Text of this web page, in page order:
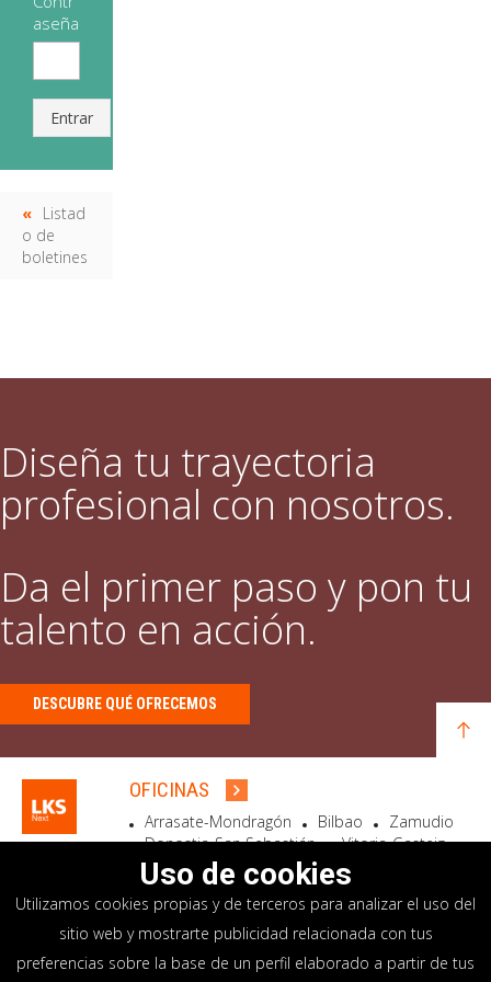
aseña
Entrar
Listad
o de
boletines
Diseña tu trayectoria
profesional con nosotros.
Da el primer paso y pon tu
talento en acción.
DESCUBRE QUÉ OFRECEMOS
OFICINAS
Arrasate-Mondragón Bilbao
Zamudio
Donostia-San Sebastián
Vitoria-Gasteiz
Madrid
El Astillero Bidart
SEDE SOCIAL
Goiru, 7 Arrasate-Mondragón
CP 20500 GIPUZKOA – SPAIN
Uso de cookies
Utilizamos cookies propias y de terceros para analizar el uso del
sitio web y mostrarte publicidad relacionada con tus
preferencias sobre la base de un perfil elaborado a partir de tus